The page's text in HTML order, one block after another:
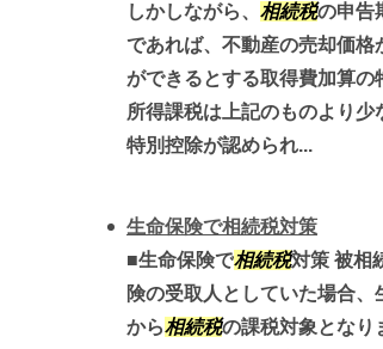
しかしながら、 相続税の申告
であれば、不動産の売却価
ができるとする取得費加算
所得課税は上記のものより
特別控除が認められ...
生命保険で相続税対策
■生命保険で相続税対策 被相
険の受取人としていた場合
から相続税の課税対象となり